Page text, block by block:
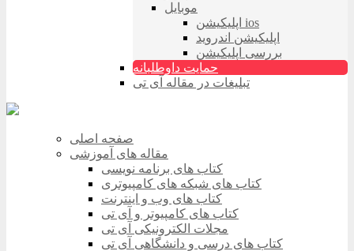
موبایل
اپلیکیشن ios
اپلیکیشن اندروید
بررسی اپلیکیشن
حمایت داوطلبانه
تبلیغات در مقاله آی تی
صفحه اصلی
مقاله های آموزشی
کتاب های برنامه نویسی
کتاب های شبکه های کامپیوتری
کتاب های وب و اینترنت
کتاب های کامپیوتر و آی تی
مجلات الکترونیکی آی تی
کتاب های درسی و دانشگاهی آی تی